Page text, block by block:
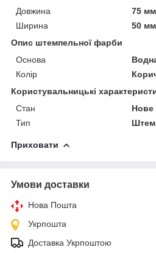
Довжина
75 мм
Ширина
50 мм
Опис штемпельної фарби
Основа
Колір
Користувальницькі
Стан
Нове
Тип
Приховати
Умови доставки
Нова Пошта
Укрпошта
Доставка Укрпоштою